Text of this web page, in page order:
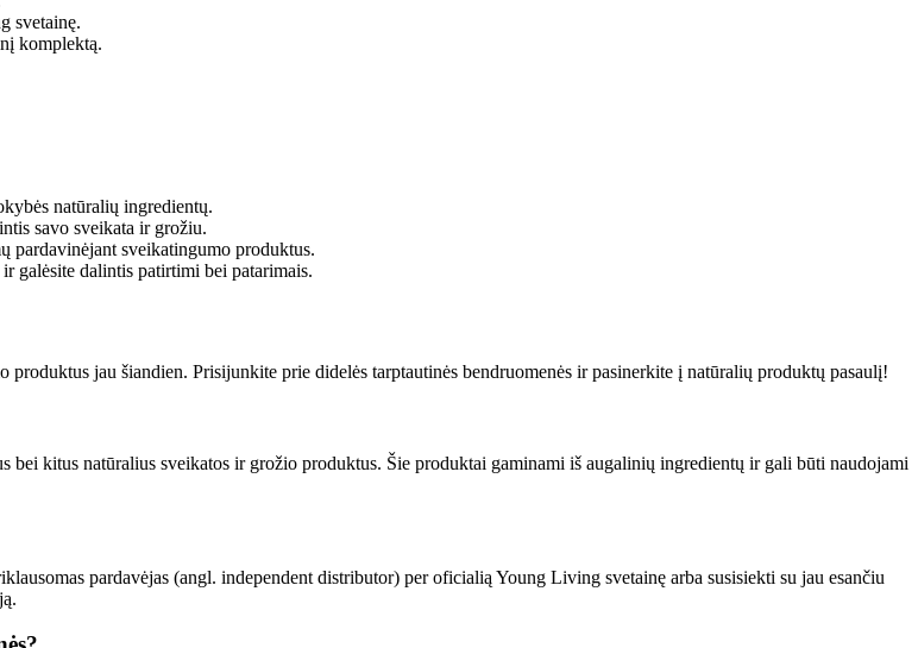
svetainę.
komplektą.
natūralių ingredientų.
savo sveikata ir grožiu.
pardavinėjant sveikatingumo produktus.
galėsite dalintis patirtimi bei patarimais.
jau šiandien. Prisijunkite prie didelės tarptautinės bendruomenės ir pasinerkite į natūralių produktų pasaulį!
kitus natūralius sveikatos ir grožio produktus. Šie produktai gaminami iš augalinių ingredientų ir gali būti naudojami
pardavėjas (angl. independent distributor) per oficialią Young Living svetainę arba susisiekti su jau esančiu